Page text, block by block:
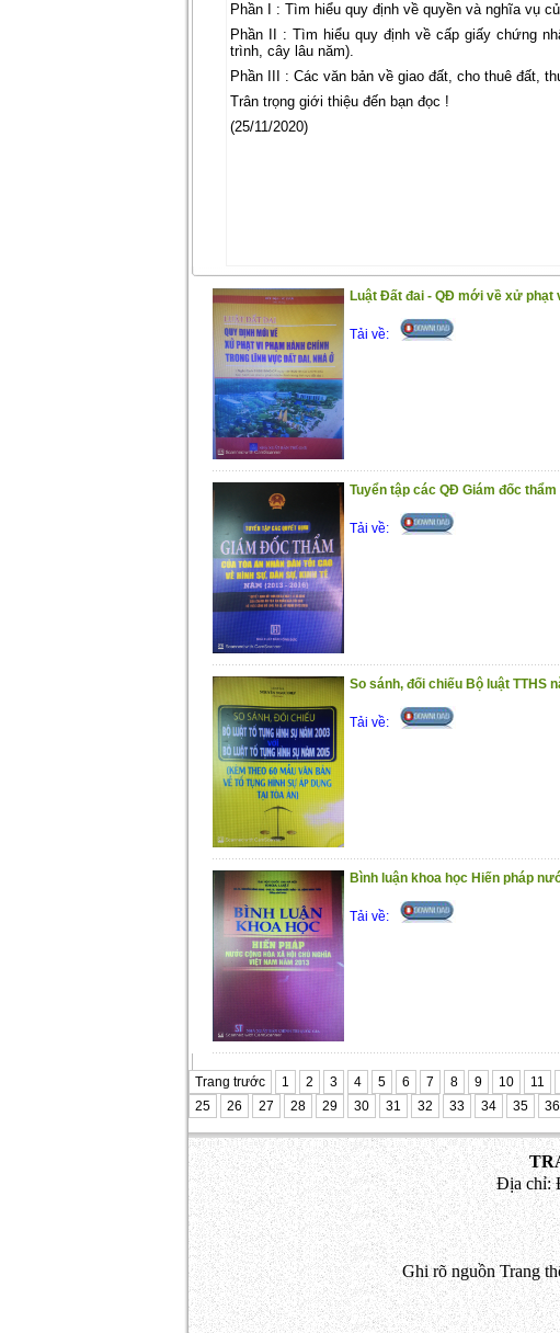
Phần I : Tìm hiểu quy định về quyền và nghĩa vụ
Phần II : Tìm hiểu quy định về cấp giấy chứng
trình, cây lâu năm).
Phần III : Các văn bản về giao đất, cho thuê đất,
Trân trọng giới thiệu đến bạn đọc !
(25/11/2020)
Luật Đất đai - QĐ mới về xử phạt
Tải về:
Tuyển tập các QĐ Giám đốc
Tải về:
So sánh, đối chiếu Bộ luật TTHS
Tải về:
Bình luận khoa học Hiến pháp
Tải về:
Trang trước 1 2 3 4 5 6 7 8 9 10 11
25
26 27 28 29 30 31 32 33 34 35 36
Địa chỉ:
Ghi rõ nguồn Trang